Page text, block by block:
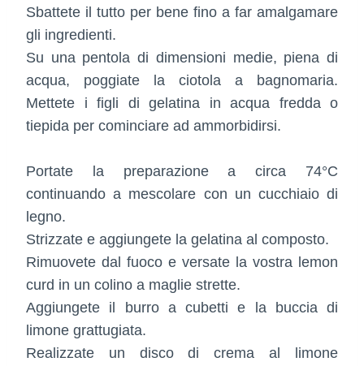
Sbattete il tutto per bene fino a far amalgamare
gli ingredienti.
Su una pentola di dimensioni medie, piena di
acqua, poggiate la ciotola a bagnomaria.
Mettete i figli di gelatina in acqua fredda o
tiepida per cominciare ad ammorbidirsi.
Portate la preparazione a circa 74°C
continuando a mescolare con un cucchiaio di
legno.
Strizzate e aggiungete la gelatina al composto.
Rimuovete dal fuoco e versate la vostra lemon
curd in un colino a maglie strette.
Aggiungete il burro a cubetti e la buccia di
limone grattugiata.
Realizzate un disco di crema al limone